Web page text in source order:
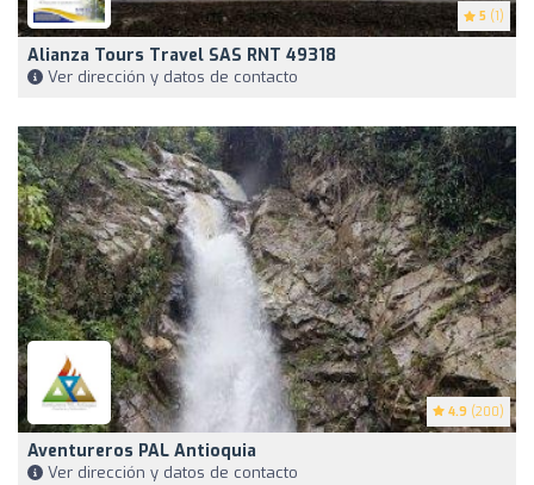
5 (1)
Alianza Tours Travel SAS RNT 49318
Ver dirección y datos de contacto
4.9 (200)
Aventureros PAL Antioquia
Ver dirección y datos de contacto